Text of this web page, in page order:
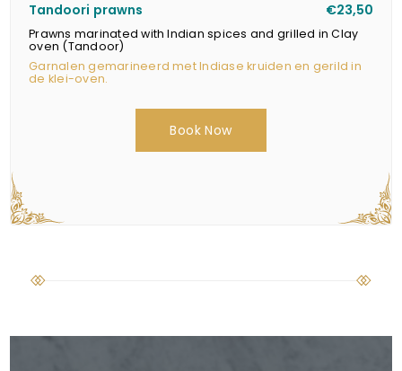
Tandoori prawns €23,50
Prawns marinated with Indian spices and grilled in Clay
oven (Tandoor)
Garnalen gemarineerd met Indiase kruiden en gerild in
de klei-oven.
Book Now